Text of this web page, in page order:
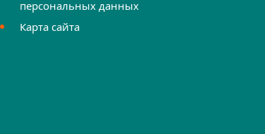
персональных данных
Карта сайта